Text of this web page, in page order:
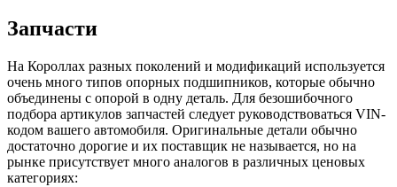
Запчасти
На Короллах разных поколений и модификаций используется
очень много типов опорных подшипников, которые обычно
объединены с опорой в одну деталь. Для безошибочного
подбора артикулов запчастей следует руководствоваться VIN-
кодом вашего автомобиля. Оригинальные детали обычно
достаточно дорогие и их поставщик не называется, но на
рынке присутствует много аналогов в различных ценовых
категориях: